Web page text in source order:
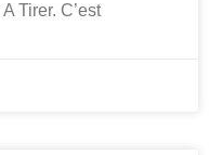
Tirer. C’est